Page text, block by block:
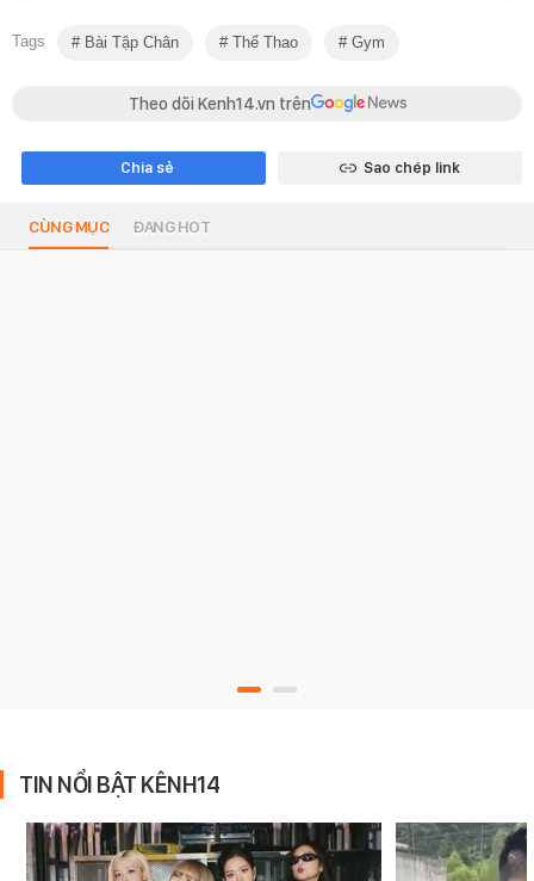
Tags Bài Tập Chân Thể Thao Gym
Theo dõi Kenh14.vn trên
Chia sẻ Sao chép link
CÙNG MỤC ĐANG HOT
TIN NỔI BẬT KÊNH14